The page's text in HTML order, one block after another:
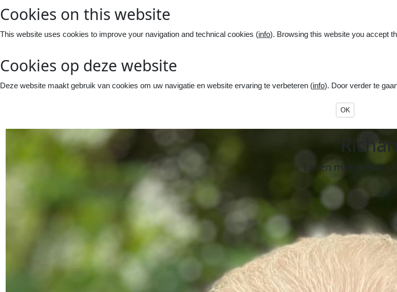
Cookies on this website
This website uses cookies to improve your navigation and technical cookies (info). Browsing this website you accept
Cookies op deze website
Deze website maakt gebruik van cookies om uw navigatie en website ervaring te verbeteren (info). Door verder te
OK
R
Leven met eenA